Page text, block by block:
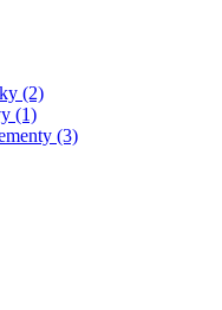
(2)
(1)
(3)